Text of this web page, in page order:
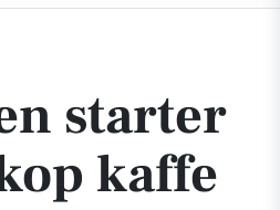
kaffe
starter
kaffe